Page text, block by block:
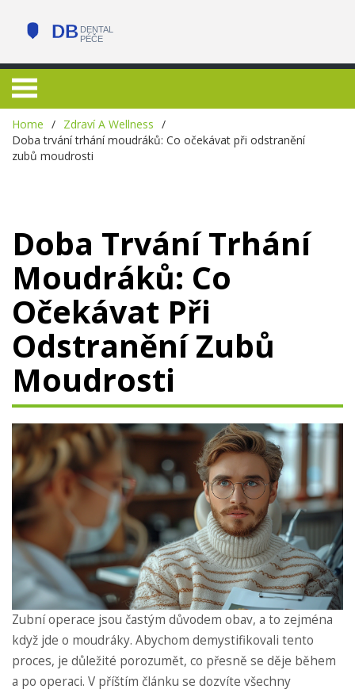
Home
Zdraví A Wellness
Doba trvání trhání moudráků: Co očekávat při odstranění
zubů moudrosti
Doba Trvání Trhání
Moudráků: Co
Očekávat Při
Odstranění Zubů
Moudrosti
Zubní operace jsou častým důvodem obav, a to zejména
když jde o moudráky. Abychom demystifikovali tento
proces, je důležité porozumět, co přesně se děje během
a po operaci. V příštím článku se dozvíte všechny